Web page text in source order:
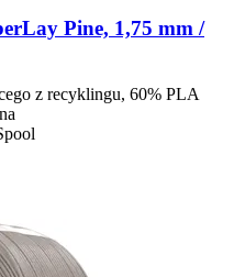
Pine, 1,75 mm /
z recyklingu, 60% PLA